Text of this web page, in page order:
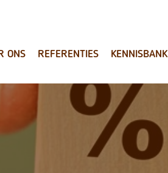
ONS REFERENTIES KENNISBANK